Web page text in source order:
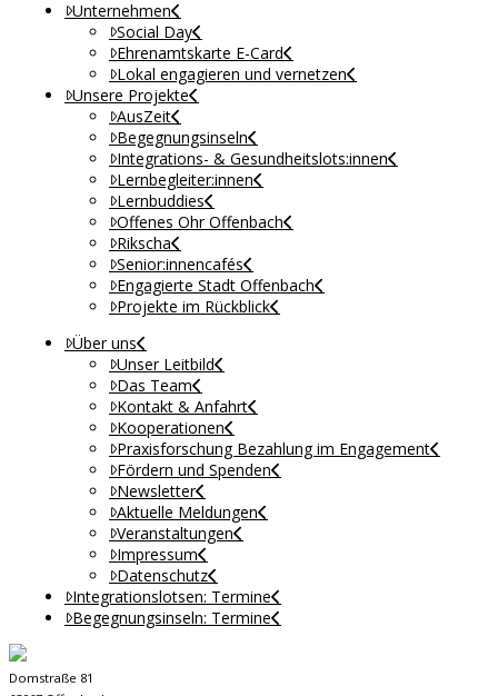
Unternehmen
Social Day
Ehrenamtskarte E-Card
Lokal engagieren und vernetzen
Unsere Projekte
AusZeit
Begegnungsinseln
Integrations- & Gesundheitslots:innen
Lernbegleiter:innen
Lernbuddies
Offenes Ohr Offenbach
Rikscha
Senior:innencafés
Engagierte Stadt Offenbach
Projekte im Rückblick
Über uns
Unser Leitbild
Das Team
Kontakt & Anfahrt
Kooperationen
Praxisforschung Bezahlung im Engagement
Fördern und Spenden
Newsletter
Aktuelle Meldungen
Veranstaltungen
Impressum
Datenschutz
Integrationslotsen: Termine
Begegnungsinseln: Termine
Domstraße 81